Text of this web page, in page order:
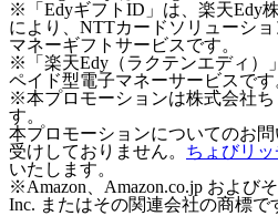
※「EdyギフトID」は、楽天Edy
により、NTTカードソリューシ
マネーギフトサービスです。
※「楽天Edy（ラクテンエディ）
ペイド型電子マネーサービスです
※本プロモーションは株式会社
す。
本プロモーションについてのお
受けしておりません。 ちょびリ
いたします。
※Amazon、Amazon.co.jp および
Inc. またはその関連会社の商標で